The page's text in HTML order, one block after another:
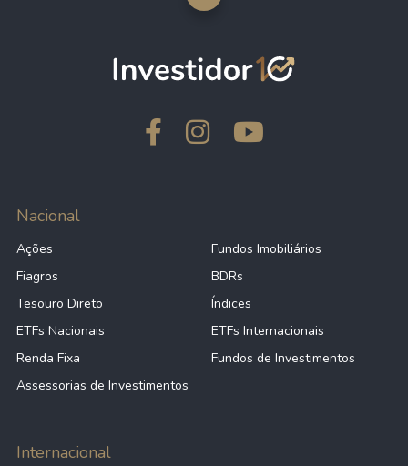
Nacional
Ações
Fundos Imobiliários
Fiagros
BDRs
Tesouro Direto
Índices
ETFs Nacionais
ETFs Internacionais
Renda Fixa
Fundos de Investimentos
Assessorias de Investimentos
Internacional